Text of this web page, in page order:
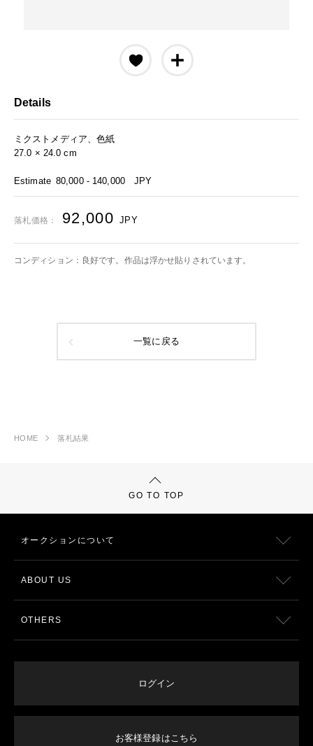
Details
ミクストメディア、色紙
27.0 × 24.0 cm
Estimate 80,000 - 140,000 JPY
落札価格： 92,000 JPY
コンディション：良好です。作品は浮かせ貼りされています。
一覧に戻る
HOME 落札結果
GO TO TOP
オークションについて
ABOUT US
OTHERS
ログイン
お客様登録はこちら